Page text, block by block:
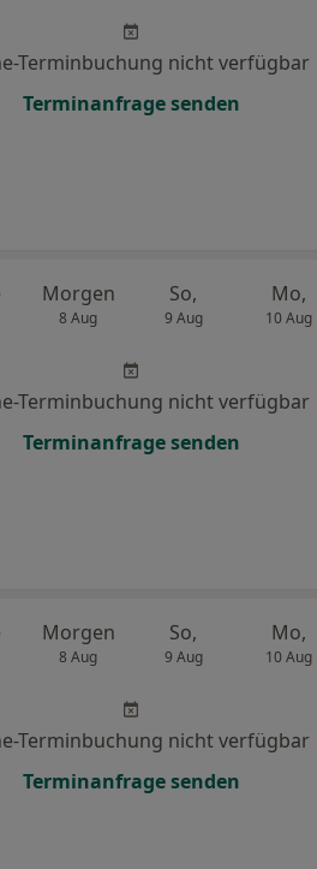
Terminbuchung nicht verfügbar
Terminanfrage senden
Morgen
8 Aug
So,
9 Aug
Mo,
10 Aug
Terminbuchung nicht verfügbar
Terminanfrage senden
Morgen
8 Aug
So,
9 Aug
Mo,
10 Aug
Terminbuchung nicht verfügbar
Terminanfrage senden